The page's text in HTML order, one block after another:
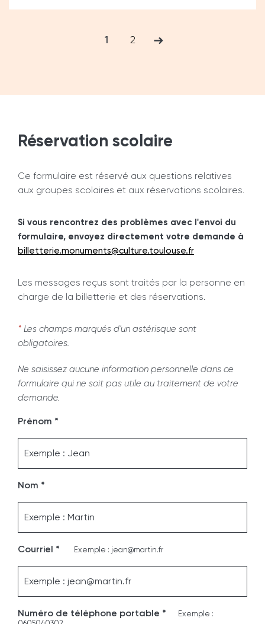
p
i
a
i
n
Page
1
Page
2
Page
Réservation scolaire
Ce formulaire est réservé aux questions relatives
aux groupes scolaires et aux réservations scolaires.
Si vous rencontrez des problèmes avec l'envoi du
formulaire, envoyez directement votre demande à
billetterie.monuments@culture.toulouse.fr
Les messages reçus sont traités par la personne en
charge de la billetterie et des réservations.
* Les champs marqués d'un astérisque sont
obligatoires.
Ne saisissez aucune information personnelle dans ce
formulaire qui ne soit pas utile au traitement de votre
demande.
Prénom *
Nom *
Courriel * Exemple : jean@martin.fr
Numéro de téléphone portable *
Exemple :